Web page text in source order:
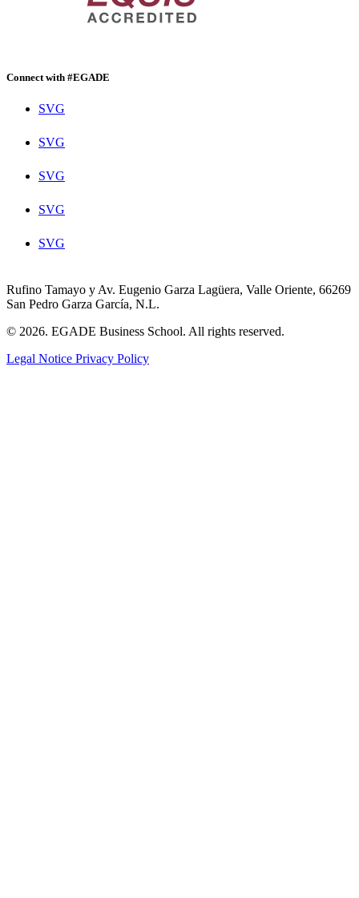
Connect with #EGADE
SVG
SVG
SVG
SVG
SVG
Rufino Tamayo y Av. Eugenio Garza Lagüera, Valle Oriente, 66269
San Pedro Garza García, N.L.
© 2026. EGADE Business School. All rights reserved.
Legal Notice Privacy Policy